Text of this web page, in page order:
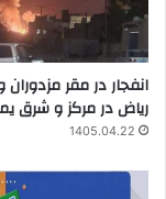
انفجار در مقر مزدوران
ریاض در مرکز و شرق
1405.04.22